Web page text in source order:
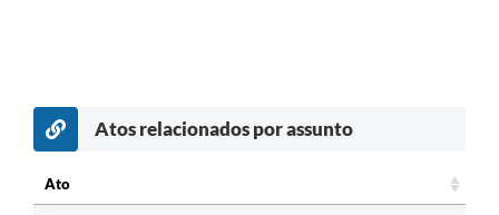
Atos relacionados por assunto
Ato